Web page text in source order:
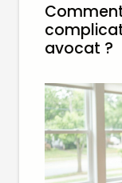
avocat ?